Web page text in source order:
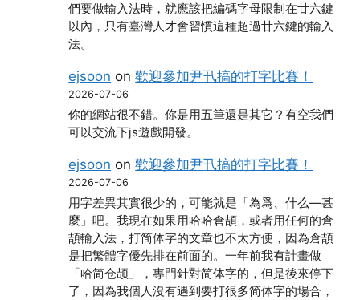
們要做輸入法時，就應該把編碼字母限制在廿六鍵
以內，只有臺灣人才會習慣這種超過廿六鍵的輸入
法。
ejsoon on歡迎參加尹卂搞的打字比賽！
2026-07-06
你的網站很不錯。你是用五筆還是其它？有空我們
可以交流下js遊戲開發。
ejsoon on歡迎參加尹卂搞的打字比賽！
2026-07-06
用字差異其實很少的，可能就是「為爲、什么―甚
麼」吧。我現在如果用哈哈倉頡，或者用任何的倉
頡輸入法，打简体字的文章也不太方便，因為倉頡
是把繁體字優先排在前面的。一年前我有計畫做
「哈简仓颉」，專門針對简体字的，但是後來停下
了，因為我個人沒有遇到要打很多简体字的場合，